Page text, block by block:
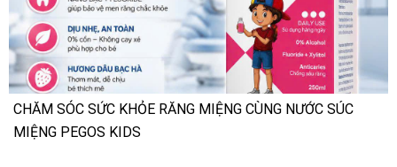
CHĂM SÓC SỨC KHỎE RĂNG MIỆNG CÙNG NƯỚC SÚC
MIỆNG PEGOS KIDS